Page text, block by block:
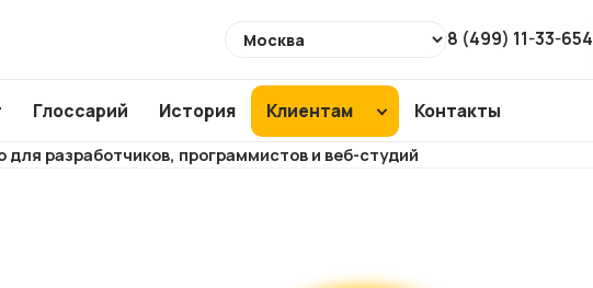
Выберите
8 (499) 11-33-654
Usability аудит
Глоссарий История Клиентам Контакты
для разработчиков, программистов и веб-студий